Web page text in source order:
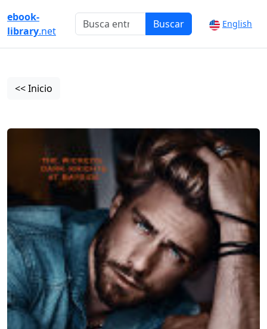
ebook-
library.net
Buscar English
<< Inicio